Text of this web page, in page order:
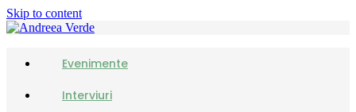
Skip to content
Evenimente
Interviuri